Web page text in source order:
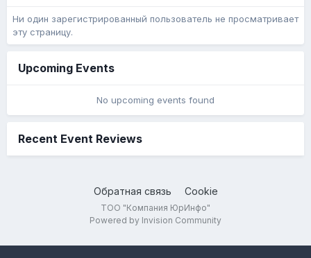
Ни один зарегистрированный пользователь не просматривает
эту страницу.
Upcoming Events
No upcoming events found
Recent Event Reviews
Обратная связь Cookie
ТОО "Компания ЮрИнфо"
Powered by Invision Community